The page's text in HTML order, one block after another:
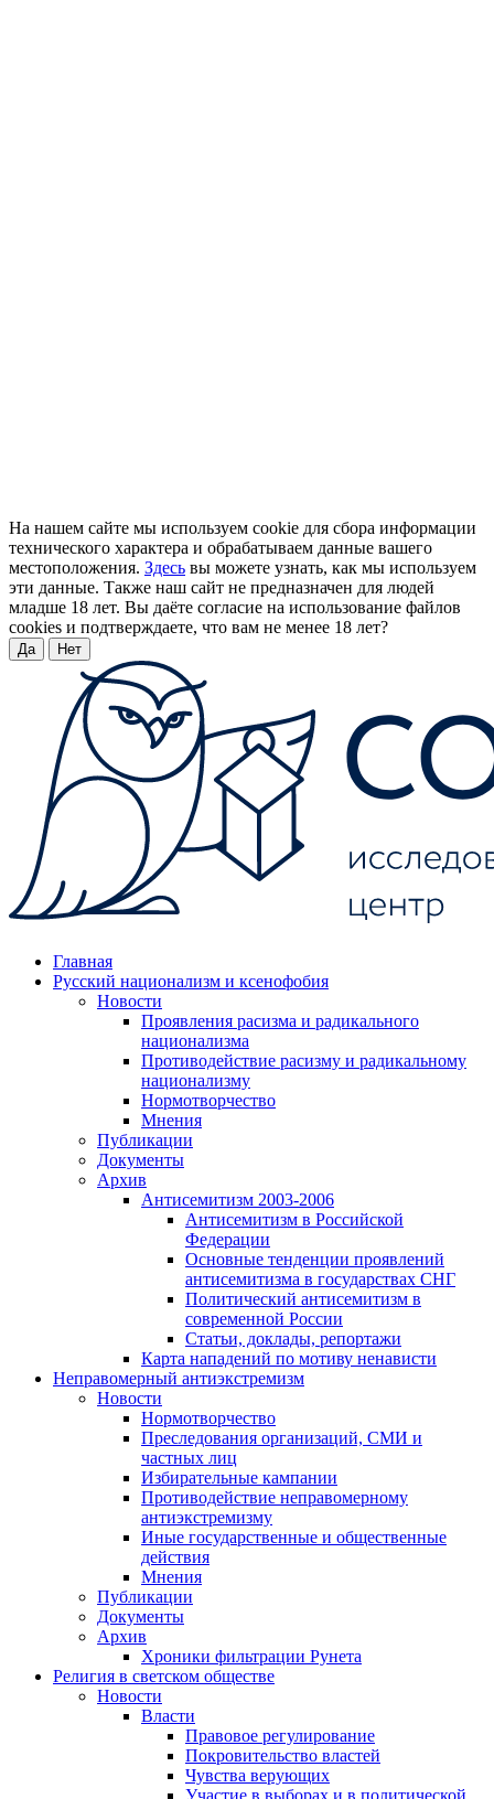
На нашем сайте мы используем cookie для сбора информации
технического характера и обрабатываем данные вашего
местоположения. Здесь вы можете узнать, как мы используем
эти данные. Также наш сайт не предназначен для людей
младше 18 лет. Вы даёте согласие на использование файлов
cookies и подтверждаете, что вам не менее 18 лет?
Да Нет
Главная
Русский национализм и ксенофобия
Новости
Проявления расизма и радикального
национализма
Противодействие расизму и радикальному
национализму
Нормотворчество
Мнения
Публикации
Документы
Архив
Антисемитизм 2003-2006
Антисемитизм в Российской
Федерации
Основные тенденции проявлений
антисемитизма в государствах СНГ
Политический антисемитизм в
современной России
Статьи, доклады, репортажи
Карта нападений по мотиву ненависти
Неправомерный антиэкстремизм
Новости
Нормотворчество
Преследования организаций, СМИ и
частных лиц
Избирательные кампании
Противодействие неправомерному
антиэкстремизму
Иные государственные и общественные
действия
Мнения
Публикации
Документы
Архив
Хроники фильтрации Рунета
Религия в светском обществе
Новости
Власти
Правовое регулирование
Покровительство властей
Чувства верующих